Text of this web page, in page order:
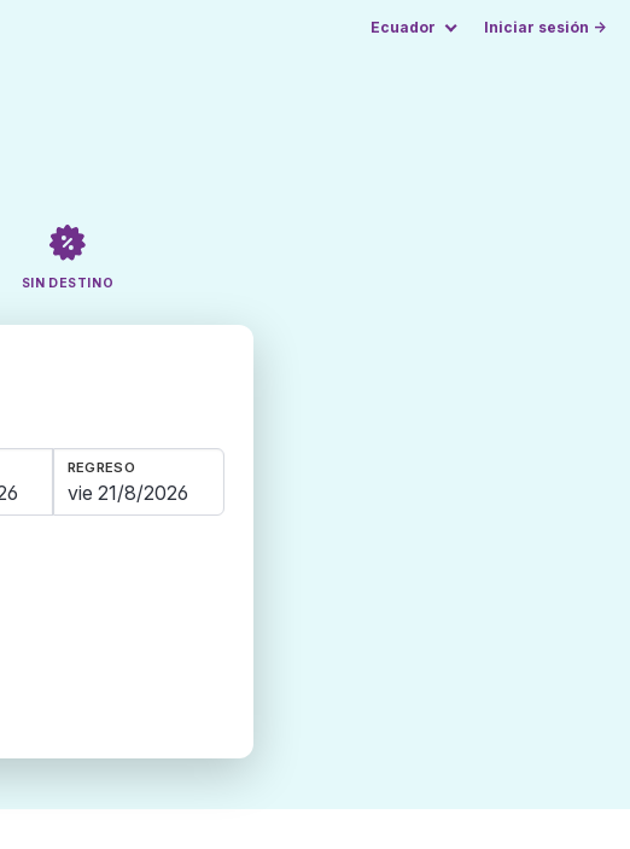
Ecuador Iniciar sesión →
SIN DESTINO
REGRESO